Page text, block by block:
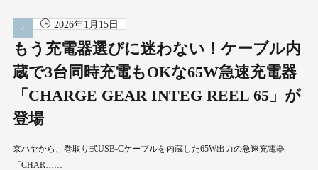
2026年1月15日
もう充電器選びに迷わない！ケーブル内
蔵で3台同時充電もOKな65W急速充電器
「CHARGE GEAR INTEG REEL 65」が
登場
京ハヤから、巻取り式USB-Cケーブルを内蔵した65W出力の急速充電器
「CHAR……